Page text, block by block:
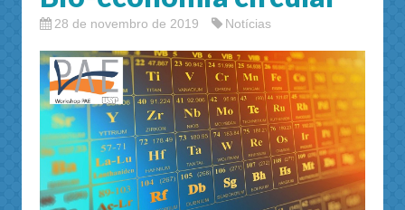
28 de novembro de 2019 Notícias